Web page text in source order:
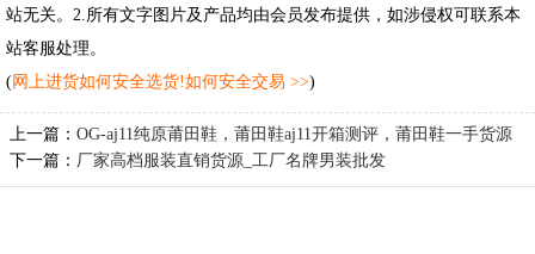
站无关。2.所有文字图片及产品均由会员发布提供，如涉侵权可联系本
站客服处理。
(网上进货如何安全选货!如何安全交易 >>)
上一篇： OG-aj11纯原莆田鞋，莆田鞋aj11开箱测评，莆田鞋一手货源
下一篇： 厂家高档服装直销货源_工厂名牌男装批发